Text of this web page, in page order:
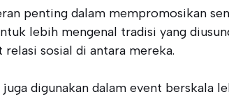
penting dalam mempromosikan
lebih mengenal tradisi yang
sosial di antara mereka.
digunakan dalam event